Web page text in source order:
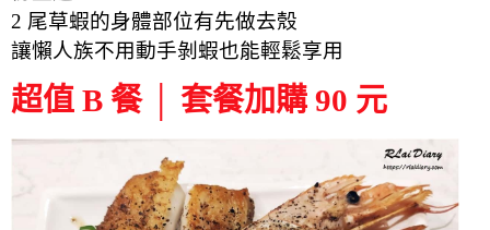
2 尾草蝦的身體部位有先做去殼
讓懶人族不用動手剝蝦也能輕鬆享用
超值 B 餐 │ 套餐加購 90 元